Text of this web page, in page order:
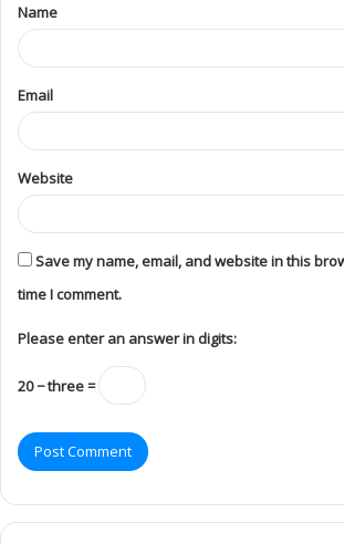
Name
Email
Website
Save my name, email, and website in this
time I comment.
Please enter an answer in digits:
20 − three =